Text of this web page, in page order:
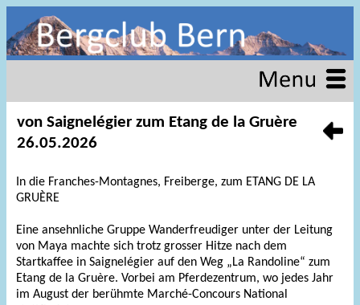
von Saignelégier zum Etang de la Gruère
26.05.2026
In die Franches-Montagnes, Freiberge, zum ETANG DE LA
GRUÈRE
Eine ansehnliche Gruppe Wanderfreudiger unter der Leitung
von Maya machte sich trotz grosser Hitze nach dem
Startkaffee in Saignelégier auf den Weg „La Randoline“ zum
Etang de la Gruère. Vorbei am Pferdezentrum, wo jedes Jahr
im August der berühmte Marché-Concours National